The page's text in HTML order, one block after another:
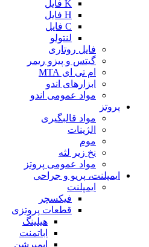
K فایل
H فایل
C فایل
لنتولو
فایل روتاری
گیتس و پیزو ریمر
ام تی ای MTA
ابزارهای اندو
مواد عمومی اندو
پروتز
مواد قالبگیری
الژینات
موم
نخ زیر لثه
مواد عمومی پروتز
ایمپلنت، پریو و جراحی
ایمپلنت
فیکسچر
قطعات پروتزی
هیلینگ
اباتمنت
ایمپرشن